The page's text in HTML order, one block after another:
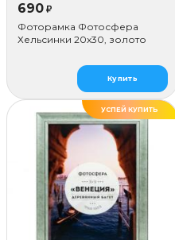
690 ₽
Фоторамка Фотосфера
Хельсинки 20x30, золото
Купить
УСПЕЙ КУПИТЬ
ДЕЛАЕМ САМИ